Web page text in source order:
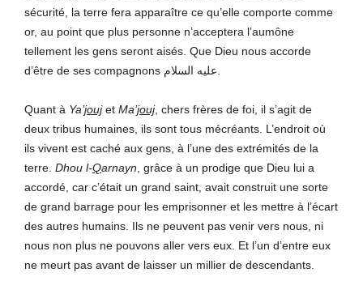
sécurité, la terre fera apparaître ce qu’elle comporte comme
or, au point que plus personne n’acceptera l’aumône
tellement les gens seront aisés. Que Dieu nous accorde
Quant à Ya’joujet Ma’jouj, chers frères de foi, il s’agit de
deux tribus humaines, ils sont tous mécréants. L’endroit où
ils vivent est caché aux gens, à l’une des extrémités de la
terre. Dhou l-Qarnayn , grâce à un prodige que Dieu lui a
accordé, car c’était un grand saint, avait construit une sorte
de grand barrage pour les emprisonner et les mettre à l’écart
des autres humains. Ils ne peuvent pas venir vers nous, ni
nous non plus ne pouvons aller vers eux. Et l’un d’entre eux
ne meurt pas avant de laisser un millier de descendants.